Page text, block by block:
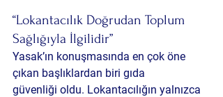
“Lokantacılık Doğrudan Toplum
Sağlığıyla İlgilidir”
Yasak’ın konuşmasında en çok öne
çıkan başlıklardan biri gıda
güvenliği oldu. Lokantacılığın yalnızca